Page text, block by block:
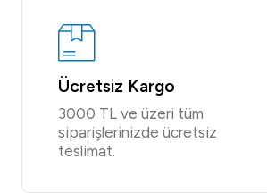
Ücretsiz Kargo
3000 TL ve üzeri tüm
siparişlerinizde ücretsiz
teslimat.